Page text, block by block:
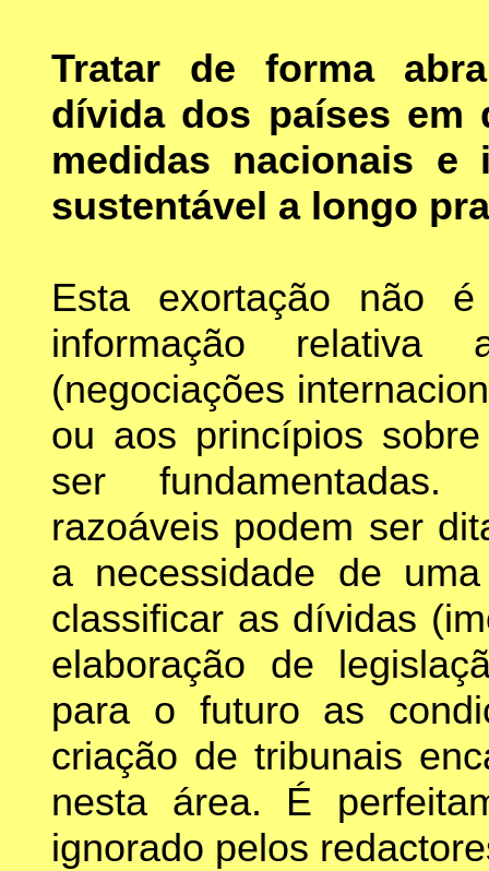
Tratar de forma
dívida dos países em
medidas nacionais e
sustentável a longo
Esta exortação não é
informação
(negociações
ou aos princípios
ser
razoáveis podem ser
a necessidade de
classificar as dívidas
elaboração de
para o futuro as
criação de tribunais
nesta área. É
ignorado pelos